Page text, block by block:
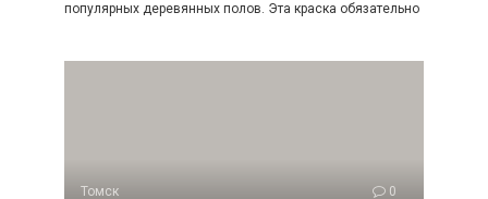
популярных деревянных полов. Эта краска обязательно
Томск 0